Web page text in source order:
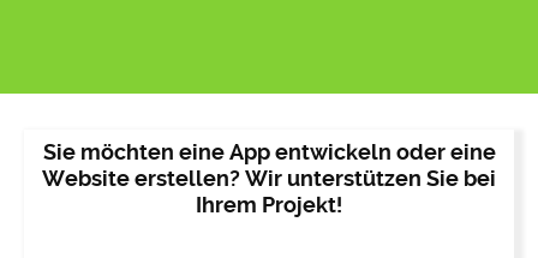
Sie möchten eine App entwickeln oder eine
Website erstellen? Wir unterstützen Sie bei
Ihrem Projekt!